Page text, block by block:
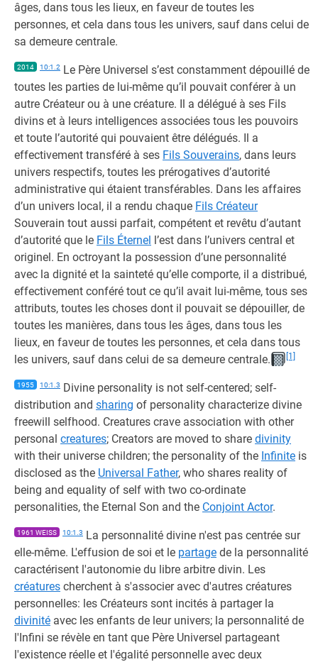
âges, dans tous les lieux, en faveur de toutes les
personnes, et cela dans tous les univers, sauf dans celui de
sa demeure centrale.
2014 10:1.2 Le Père Universel s’est constamment dépouillé de
toutes les parties de lui-même qu’il pouvait conférer à un
autre Créateur ou à une créature. Il a délégué à ses Fils
divins et à leurs intelligences associées tous les pouvoirs
et toute l’autorité qui pouvaient être délégués. Il a
effectivement transféré à ses Fils Souverains, dans leurs
univers respectifs, toutes les prérogatives d’autorité
administrative qui étaient transférables. Dans les affaires
d’un univers local, il a rendu chaque Fils Créateur
Souverain tout aussi parfait, compétent et revêtu d’autant
d’autorité que le Fils Éternel l’est dans l’univers central et
originel. En octroyant la possession d’une personnalité
avec la dignité et la sainteté qu’elle comporte, il a distribué,
effectivement conféré tout ce qu’il avait lui-même, tous ses
attributs, toutes les choses dont il pouvait se dépouiller, de
toutes les manières, dans tous les âges, dans tous les
lieux, en faveur de toutes les personnes, et cela dans tous
les univers, sauf dans celui de sa demeure centrale.
[1]
1955 10:1.3 Divine personality is not self-centered; self-
distribution and sharing of personality characterize divine
freewill selfhood. Creatures crave association with other
personal creatures; Creators are moved to share divinity
with their universe children; the personality of the Infinite is
disclosed as the Universal Father, who shares reality of
being and equality of self with two co-ordinate
personalities, the Eternal Son and the Conjoint Actor.
1961 WEISS 10:1.3 La personnalité divine n'est pas centrée sur
elle-même. L'effusion de soi et le partage de la personnalité
caractérisent l'autonomie du libre arbitre divin. Les
créatures cherchent à s'associer avec d'autres créatures
personnelles: les Créateurs sont incités à partager la
divinité avec les enfants de leur univers; la personnalité de
l'Infini se révèle en tant que Père Universel partageant
l'existence réelle et l'égalité personnelle avec deux